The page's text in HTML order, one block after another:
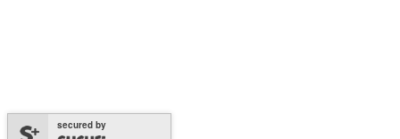
secured by